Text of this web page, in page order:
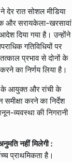
देर रात सोशल मीडिया
और सरायकेला-खरसावां
दिया गया है। उन्होंने
गतिविधियों पर
प्रभाव से दोनों के
का निर्णय लिया है।
के आयुक्त और रांची के
करने का निर्देश
व्यवस्था की निगरानी
नहीं मिलेगी :
प्राथमिकता है।